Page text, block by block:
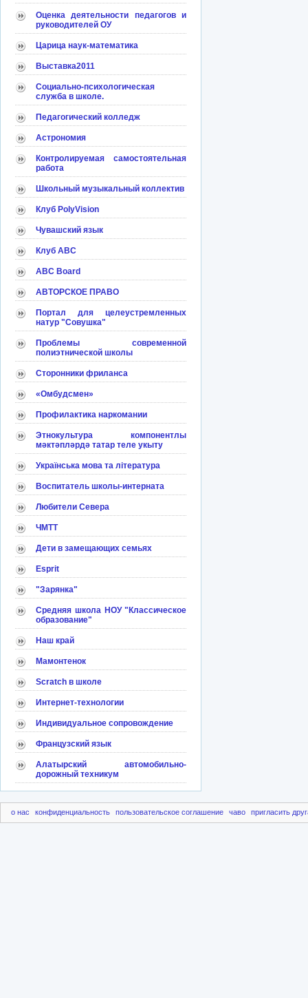
Оценка деятельности педагогов и
руководителей ОУ
Царица наук-математика
Выставка2011
Социально-психологическая
служба в школе.
Педагогический колледж
Астрономия
Контролируемая самостоятельная
работа
Школьный музыкальный коллектив
Клуб PolyVision
Чувашский язык
Клуб АВС
ABC Board
АВТОРСКОЕ ПРАВО
Портал для целеустремленных
натур "Совушка"
Проблемы современной
полиэтнической школы
Сторонники фриланса
«Омбудсмен»
Профилактика наркомании
Этнокультура компонентлы
мәктәпләрдә татар теле укыту
Українська мова та література
Воспитатель школы-интерната
Любители Севера
ЧМТТ
Дети в замещающих семьях
Esprit
"Зарянка"
Средняя школа НОУ "Классическое
образование"
Наш край
Мамонтенок
Scratch в школе
Интернет-технологии
Индивидуальное сопровождение
Французский язык
Алатырский автомобильно-
дорожный техникум
о нас конфиденциальность пользовательское соглашение чаво пригласить